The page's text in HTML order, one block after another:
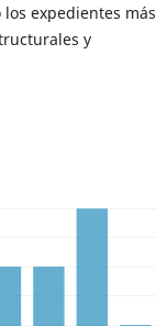
expedientes más
y